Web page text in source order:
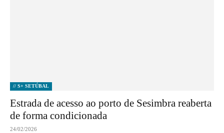
// S+ SETÚBAL
Estrada de acesso ao porto de Sesimbra reaberta
de forma condicionada
24/02/2026